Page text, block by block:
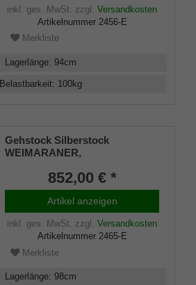
inkl. ges. MwSt. zzgl. Versandkosten
Artikelnummer 2456-E
Merkliste
Lagerlänge: 94cm
Belastbarkeit: 100kg
Gehstock Silberstock
WEIMARANER,
aus echtem 925/1000 Sterling
Silber mit fein
herausgearbeitetem Hundekopf
der Rasse Weimaraner,
aufgesetzt auf einen Stock aus
edlem Makassar Ebenholz,
inklusiv Schlankpuffer.
852,00 € *
Artikel anzeigen
inkl. ges. MwSt. zzgl. Versandkosten
Artikelnummer 2465-E
Merkliste
Lagerlänge: 98cm